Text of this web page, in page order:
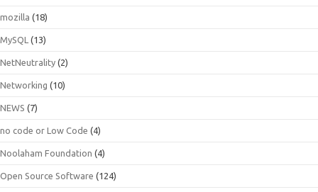
mozilla (18)
MySQL (13)
NetNeutrality (2)
Networking (10)
NEWS (7)
no code or Low Code (4)
Noolaham Foundation (4)
Open Source Software (124)